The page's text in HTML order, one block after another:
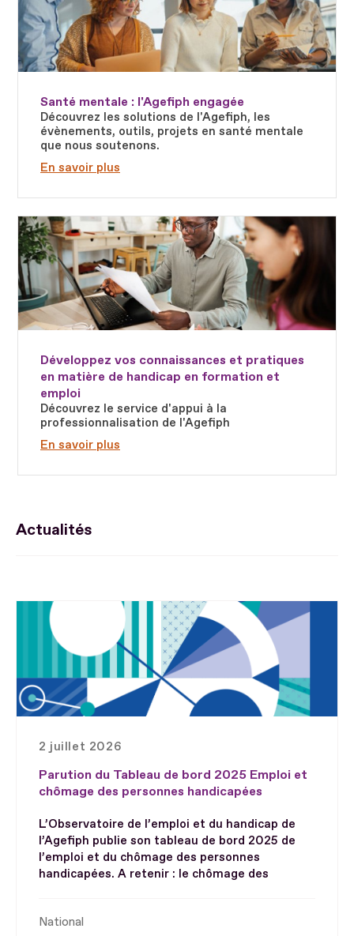
Santé mentale : l'Agefiph engagée
Découvrez les solutions de l'Agefiph, les
évènements, outils, projets en santé mentale
que nous soutenons.
En savoir plus
Développez vos connaissances et pratiques
en matière de handicap en formation et
emploi
Découvrez le service d'appui à la
professionnalisation de l'Agefiph
En savoir plus
Fichier
Actualités
2 juillet 2026
Parution du Tableau de bord 2025 Emploi et
chômage des personnes handicapées
L’Observatoire de l’emploi et du handicap de
l’Agefiph publie son tableau de bord 2025 de
l’emploi et du chômage des personnes
handicapées. A retenir : le chômage des
National